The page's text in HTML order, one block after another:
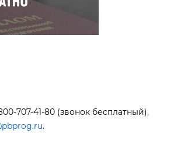
707-41-80 (звонок бесплатный),
.